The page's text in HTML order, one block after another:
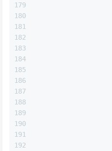
178
179
180
181
182
183
184
185
186
187
188
189
190
191